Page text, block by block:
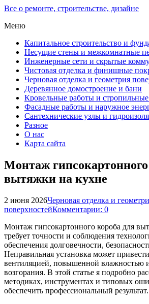
Все о ремонте, строительстве, дизайне
Меню
Капитальное строительство и
Несущие стены и межкомнатные
Инженерные сети и скрытые
Чистовая отделка и финишные
Черновая отделка и геометрия
Деревянное домостроение и бани
Кровельные работы и
Фасадные работы и наружное
Сантехнические узлы и
Разное
О нас
Карта сайта
Монтаж
вытяжки на кухне
2 июня 2026Черновая отделка и
поверхностейКомментарии: 0
Монтаж гипсокартонного короба для
требует точности и соблюдения
обеспечения долговечности,
Неправильная установка может
вентиляцией, повышенной влажностью
возгорания. В этой статье я подробно
методиках, инструментах и типовых
обеспечить профессиональный результат.